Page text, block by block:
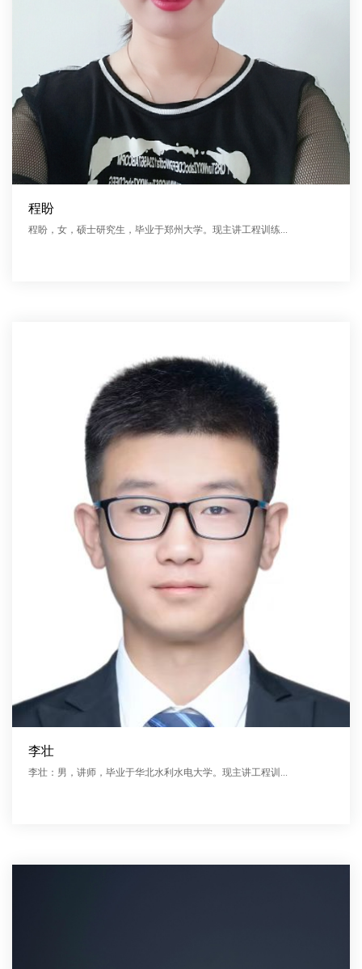
程盼
程盼，女，硕士研究生，毕业于郑州大学。现主讲工程训练...
李壮
李壮：男，讲师，毕业于华北水利水电大学。现主讲工程训...